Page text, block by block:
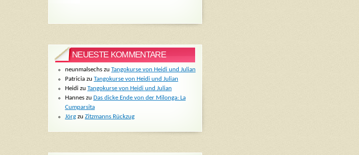
NEUESTE KOMMENTARE
neunmalsechszu Tangokurse von Heidi und Julian
Patriciazu Tangokurse von Heidi und Julian
Heidizu Tangokurse von Heidi und Julian
Hanneszu Das dicke Ende von der Milonga: La
Cumparsita
Jörgzu Zitzmanns Rückzug